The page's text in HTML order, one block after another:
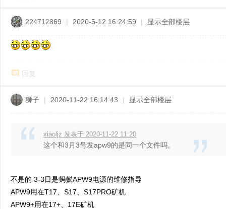
224712869 | 2020-5-12 16:24:59 | 显示全部楼层
回复
狮子 | 2020-11-22 16:14:43 | 显示全部楼层
xiaoljz 发表于 2020-11-22 11:20
这个和3月3号发apw9的是同一个文件吗。
不是的 3-3日是蚂蚁APW9电源的维修指导
APW9用在T17、S17、S17PRO矿机
APW9+用在17+、17E矿机